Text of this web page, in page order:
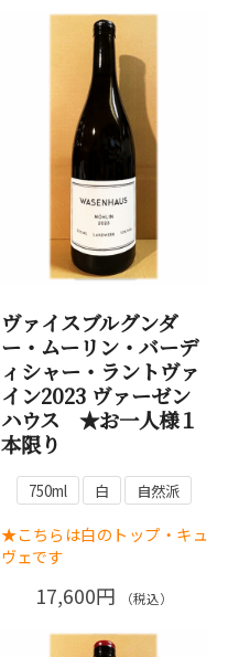
ヴァイスブルグンダ
ー・ムーリン・バーデ
ィシャー・ラントヴァ
イン2023 ヴァーゼン
ハウス ★お一人様１
本限り
750ml 白 自然派
★こちらは白のトップ・キュ
ヴェです
17,600円 （税込）